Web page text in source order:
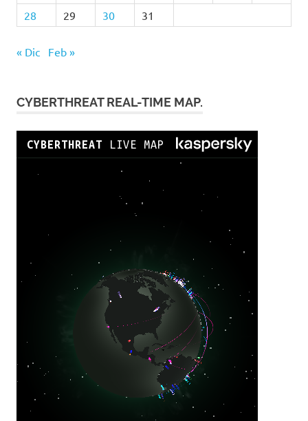
28
29 30 31
« Dic Feb »
CYBERTHREAT REAL-TIME MAP.